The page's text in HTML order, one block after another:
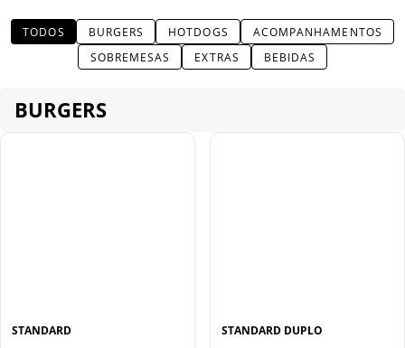
TODOS BURGERS HOTDOGS
ACOMPANHAMENTOS
SOBREMESAS
EXTRAS BEBIDAS
BURGERS
STANDARD STANDARD DUPLO